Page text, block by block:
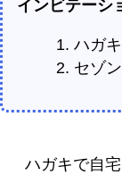
インビテーシ
ハガ
セゾ
ハガキで自